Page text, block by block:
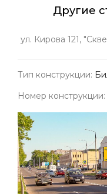
Другие
ул. Кирова 121,
Тип конструкции:
Номер конструкции: